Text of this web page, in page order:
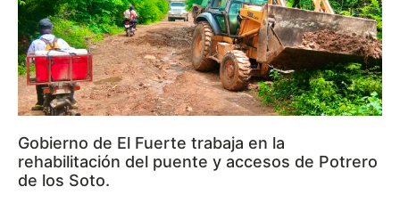
Gobierno de El Fuerte trabaja en la
rehabilitación del puente y accesos de Potrero
de los Soto.